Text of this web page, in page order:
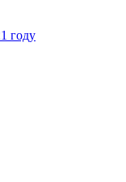
году